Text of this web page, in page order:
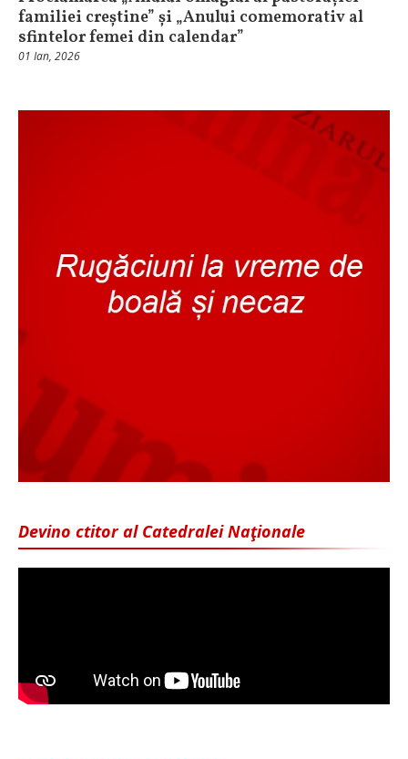
familiei creștine” și „Anului comemorativ al
sfintelor femei din calendar”
01 Ian, 2026
Devino ctitor al Catedralei Naţionale